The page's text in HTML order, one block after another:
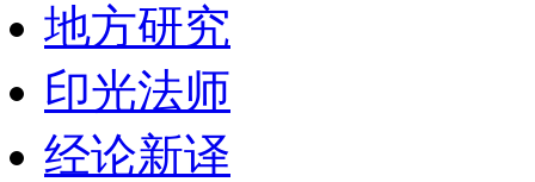
地方研究
印光法师
经论新译